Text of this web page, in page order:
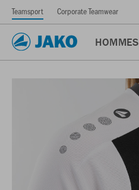
Teamsport Corporate Teamwear
HOMMES